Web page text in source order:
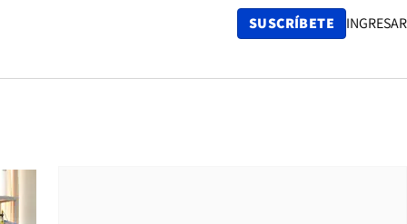
SUSCRÍBETE INGRESAR